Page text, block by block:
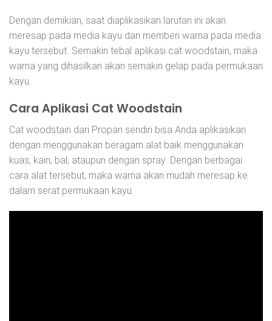
Dengan demikian, saat diaplikasikan larutan ini akan
meresap pada media kayu dan memberi warna pada media
kayu tersebut. Semakin tebal aplikasi cat woodstain, maka
warna yang dihasilkan akan semakin gelap pada permukaan
kayu.
Cara Aplikasi Cat Woodstain
Cat woodstain dari Propan sendiri bisa Anda aplikasikan
dengan menggunakan beragam alat baik menggunakan
kuas, kain, bal, ataupun dengan spray. Dengan berbagai
cara alat tersebut, maka warna akan mudah meresap ke
dalam serat permukaan kayu.